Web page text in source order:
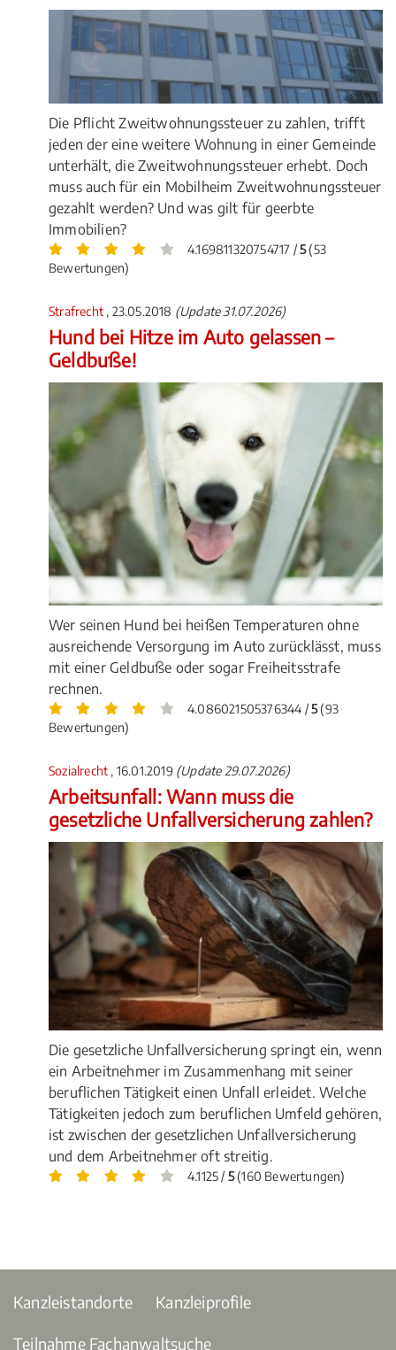
Die Pflicht Zweitwohnungssteuer zu zahlen, trifft
jeden der eine weitere Wohnung in einer Gemeinde
unterhält, die Zweitwohnungssteuer erhebt. Doch
muss auch für ein Mobilheim Zweitwohnungssteuer
gezahlt werden? Und was gilt für geerbte
Immobilien?
4.169811320754717 /5(53
Bewertungen)
Strafrecht , 23.05.2018 (Update 31.07.2026)
Hund bei Hitze im Auto gelassen –
Geldbuße!
Wer seinen Hund bei heißen Temperaturen ohne
ausreichende Versorgung im Auto zurücklässt, muss
mit einer Geldbuße oder sogar Freiheitsstrafe
rechnen.
4.086021505376344 /5(93
Bewertungen)
Sozialrecht , 16.01.2019 (Update 29.07.2026)
Arbeitsunfall: Wann muss die
gesetzliche Unfallversicherung zahlen?
Die gesetzliche Unfallversicherung springt ein, wenn
ein Arbeitnehmer im Zusammenhang mit seiner
beruflichen Tätigkeit einen Unfall erleidet. Welche
Tätigkeiten jedoch zum beruflichen Umfeld gehören,
ist zwischen der gesetzlichen Unfallversicherung
und dem Arbeitnehmer oft streitig.
4.1125 / 5(160 Bewertungen)
Kanzleistandorte Kanzleiprofile
Teilnahme Fachanwaltsuche